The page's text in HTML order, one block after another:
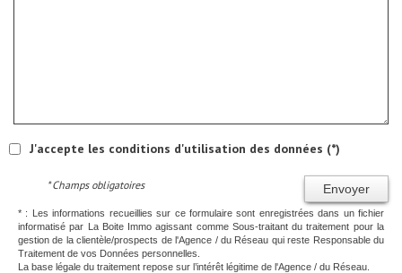
J'accepte les conditions d'utilisation des données (*)
Envoyer
* Champs obligatoires
* : Les informations recueillies sur ce formulaire sont enregistrées dans un fichier
informatisé par La Boite Immo agissant comme Sous-traitant du traitement pour la
gestion de la clientèle/prospects de l'Agence / du Réseau qui reste Responsable du
Traitement de vos Données personnelles.
La base légale du traitement repose sur l’intérêt légitime de l'Agence / du Réseau.